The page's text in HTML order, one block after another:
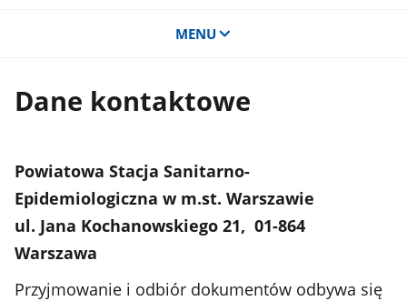
MENU
Dane kontaktowe
Powiatowa Stacja Sanitarno-
Epidemiologiczna w m.st. Warszawie
ul. Jana Kochanowskiego 21, 01-864
Warszawa
Przyjmowanie i odbiór dokumentów odbywa się